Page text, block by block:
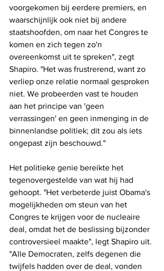
voorgekomen bij eerdere premiers, en
waarschijnlijk ook niet bij andere
staatshoofden, om naar het Congres te
komen en zich tegen zo'n
overeenkomst uit te spreken", zegt
Shapiro. "Het was frustrerend, want zo
verliep onze relatie normaal gesproken
niet. We probeerden vast te houden
aan het principe van 'geen
verrassingen' en geen inmenging in de
binnenlandse politiek; dit zou als iets
ongepast zijn beschouwd."
Het politieke genie bereikte het
tegenovergestelde van wat hij had
gehoopt. "Het verbeterde juist Obama's
mogelijkheden om steun van het
Congres te krijgen voor de nucleaire
deal, omdat het de beslissing bijzonder
controversieel maakte", legt Shapiro uit.
"Alle Democraten, zelfs degenen die
twijfels hadden over de deal, vonden